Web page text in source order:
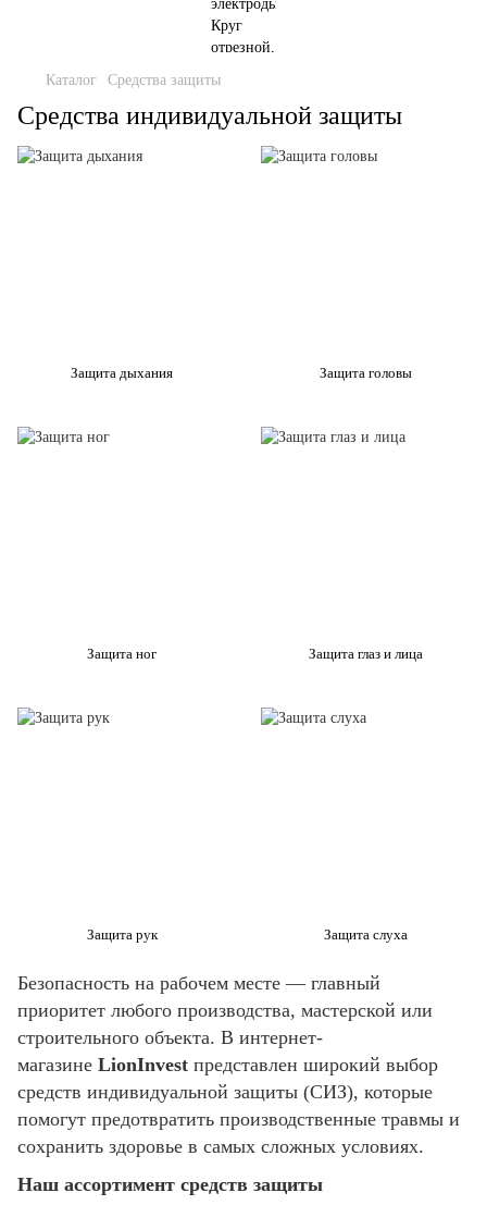
Каталог Средства защиты
Средства индивидуальной защиты
Безопасность на рабочем месте — главный
приоритет любого производства, мастерской или
строительного объекта. В интернет-
магазине LionInvest представлен широкий выбор
средств индивидуальной защиты (СИЗ), которые
помогут предотвратить производственные травмы и
сохранить здоровье в самых сложных условиях.
Наш ассортимент средств защиты
Защита дыхания Защита головы
Защита ног Защита глаз и лица
Защита рук Защита слуха